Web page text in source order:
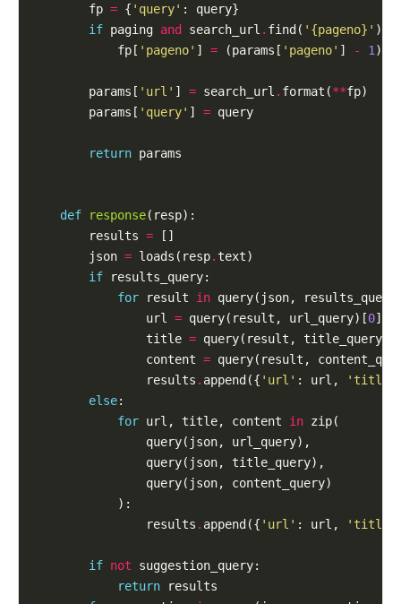
        fp
= { 'query' : query}
if paging and search_url . find( ' {pageno} ' )
            fp[
'pageno' ] = (params[ 'pageno' ] - 1 )
        params[
'url' ] = search_url . format(**fp)
        params[
'query' ] = query
return params
def response(resp):
        results
= []
        json
= loads(resp. text)
if results_query:
for result in query(json,
                url
= query(result, url_query)[0]
                title
= query(result, title_query)[
                content
= query(result,
                results
. append({ 'url' : url, 'title'
else:
for url, title, content in zip(
                query(json, url_query),
                query(json, title_query),
                query(json, content_query)
            ):
                results
. append({ 'url' : url, 'title'
if not suggestion_query:
return results